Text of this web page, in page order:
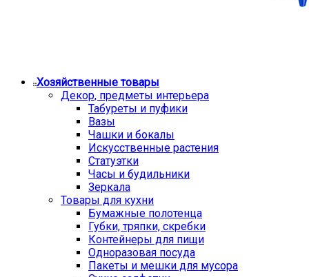
Хозяйственные товары
Декор, предметы интерьера
Табуреты и пуфики
Вазы
Чашки и бокалы
Искусственные растения
Статуэтки
Часы и будильники
Зеркала
Товары для кухни
Бумажные полотенца
Губки, тряпки, скребки
Контейнеры для пищи
Одноразовая посуда
Пакеты и мешки для мусора